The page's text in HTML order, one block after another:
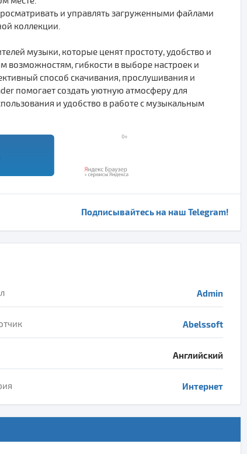
и управлять загруженными файлами
коллекции.
музыки, которые ценят простоту, удобство и
возможностям, гибкости в выборе настроек и
способ скачивания, прослушивания и
помогает создать уютную атмосферу для
и удобство в работе с музыкальным
Подписывайтесь на наш Telegram!
Admin
Abelssoft
Английский
Интернет